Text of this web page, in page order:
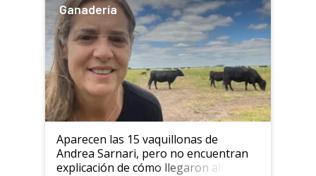
Ganadería
Aparecen las 15 vaquillonas de
Andrea Sarnari, pero no encuentran
explicación de cómo llegaron allí